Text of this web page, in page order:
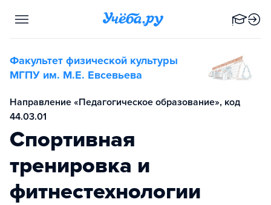
Факультет физической культуры
МГПУ им. М.Е. Евсевьева
Направление «Педагогическое образование», код
44.03.01
Спортивная
тренировка и
фитнестехнологии